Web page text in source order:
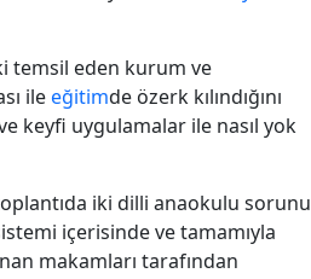
temsil eden kurum ve
ileeğitimde özerk kılındığını
keyfi uygulamalar ile nasıl yok
iki dilli anaokulu sorunu
içerisinde ve tamamıyla
makamları tarafından